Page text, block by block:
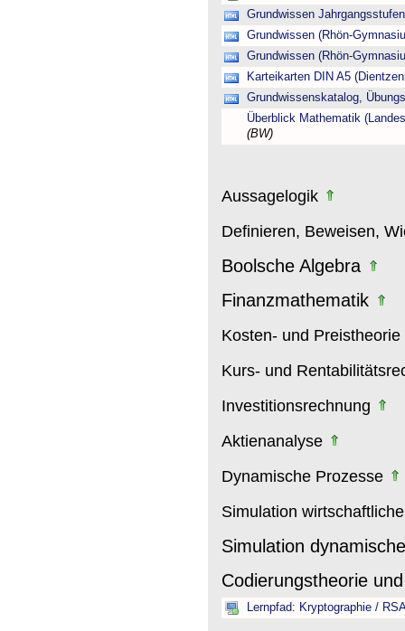
Grundwissen
Grundwissen (Rhön-
Grundwissen (Rhön-
Karteikarten DIN A5
Grundwissenskatalog,
Überblick Mathematik
(BW)
Aussagelogik
Definieren, Beweisen,
Boolsche Algebra
Finanzmathematik
Kosten- und Preistheorie
Kurs- und
Investitionsrechnung
Aktienanalyse
Dynamische Prozesse
Simulation
Simulation
Codierungstheorie
Lernpfad: Kryptographie /